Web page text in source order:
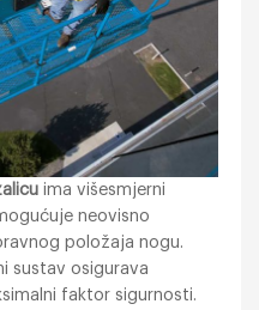
ima višesmjerni
neovisno
položaja nogu.
sustav osigurava
faktor sigurnosti.